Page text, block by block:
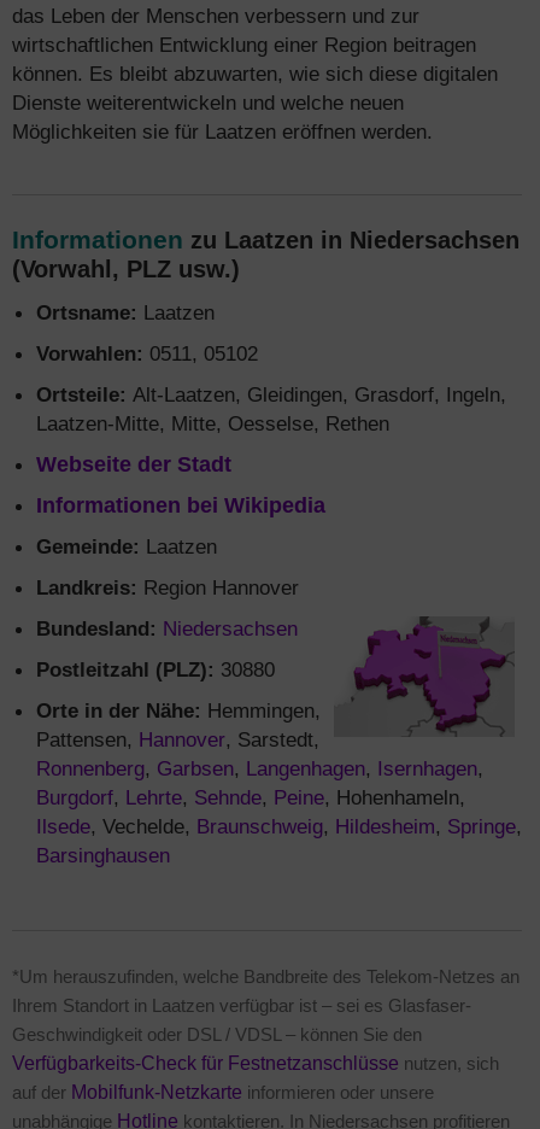
das Leben der Menschen verbessern und zur
wirtschaftlichen Entwicklung einer Region beitragen
können. Es bleibt abzuwarten, wie sich diese digitalen
Dienste weiterentwickeln und welche neuen
Möglichkeiten sie für Laatzen eröffnen werden.
Informationen zu Laatzen in Niedersachsen
(Vorwahl, PLZ usw.)
Ortsname: Laatzen
Vorwahlen: 0511, 05102
Ortsteile: Alt-Laatzen, Gleidingen, Grasdorf, Ingeln,
Laatzen-Mitte, Mitte, Oesselse, Rethen
Webseite der Stadt
Informationen bei Wikipedia
Gemeinde: Laatzen
Landkreis: Region Hannover
Bundesland: Niedersachsen
Postleitzahl (PLZ): 30880
Orte in der Nähe: Hemmingen,
Pattensen, Hannover, Sarstedt,
Ronnenberg, Garbsen, Langenhagen, Isernhagen,
Burgdorf, Lehrte, Sehnde, Peine, Hohenhameln,
Ilsede, Vechelde, Braunschweig, Hildesheim, Springe,
Barsinghausen
*Um herauszufinden, welche Bandbreite des Telekom-Netzes an
Ihrem Standort in Laatzen verfügbar ist – sei es Glasfaser-
Geschwindigkeit oder DSL / VDSL – können Sie den
Verfügbarkeits-Check für Festnetzanschlüsse nutzen, sich
auf der Mobilfunk-Netzkarte informieren oder unsere
unabhängige Hotline kontaktieren. In Niedersachsen profitieren